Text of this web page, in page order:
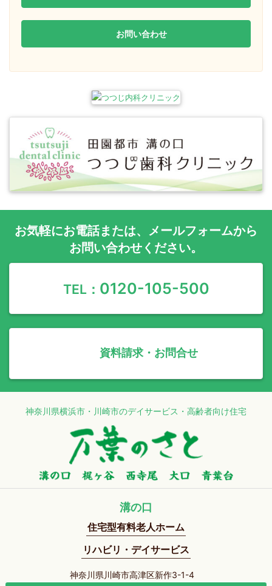
お問い合わせ
お気軽にお電話または、 メールフォームから
お問い合わせください。
TEL： 0120-105-500
資料請求・お問合せ
神奈川県横浜市・川崎市のデイサービス・高齢者向け住宅
溝の口
住宅型有料老人ホーム
リハビリ・デイサービス
神奈川県川崎市高津区新作3-1-4